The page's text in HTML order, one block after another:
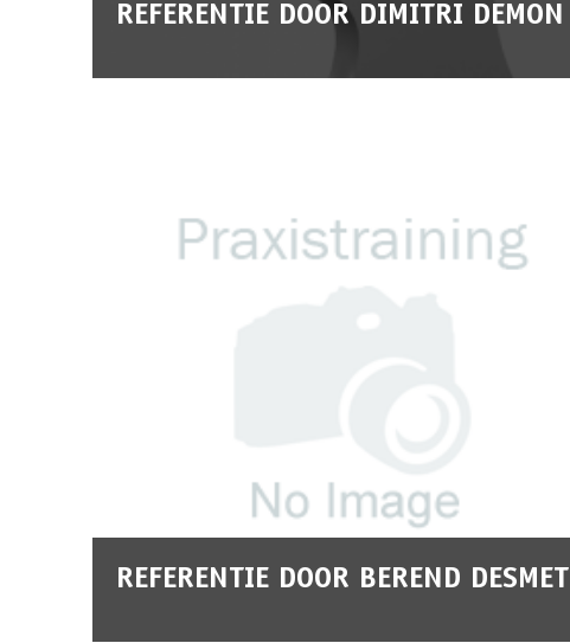
REFERENTIE DOOR DIMITRI DEMON
REFERENTIE DOOR BEREND DESMET